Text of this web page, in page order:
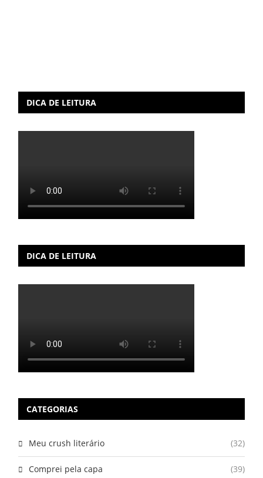
DICA DE LEITURA
DICA DE LEITURA
CATEGORIAS
Meu crush literário (32)
Comprei pela capa (39)